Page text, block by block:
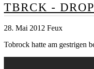
TBRCK -
28. Mai 2012 Feux
Tobrock hatte am gestrigen